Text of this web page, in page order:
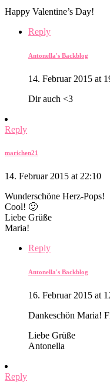
Happy Valentine’s Day!
Reply
Antonella's Backblog
14. Februar 2015 at
Dir auch <3
Reply
marichen21
14. Februar 2015 at 22:10
Wunderschöne Herz-Pops!
Cool! 🙂
Liebe Grüße
Maria!
Reply
Antonella's Backblog
16. Februar 2015 at
Dankeschön Maria!
Liebe Grüße
Antonella
Reply